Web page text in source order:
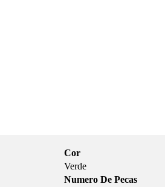
Cor
Verde
Numero De Pecas